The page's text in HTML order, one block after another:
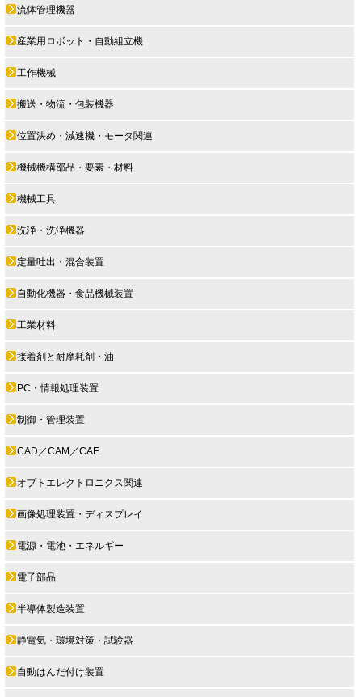
流体管理機器
産業用ロボット・自動組立機
工作機械
搬送・物流・包装機器
位置決め・減速機・モータ関連
機械機構部品・要素・材料
機械工具
洗浄・洗浄機器
定量吐出・混合装置
自動化機器・食品機械装置
工業材料
接着剤と耐摩耗剤・油
PC・情報処理装置
制御・管理装置
CAD／CAM／CAE
オプトエレクトロニクス関連
画像処理装置・ディスプレイ
電源・電池・エネルギー
電子部品
半導体製造装置
静電気・環境対策・試験器
自動はんだ付け装置